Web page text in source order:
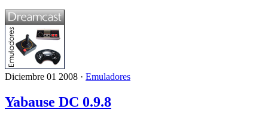
Diciembre 01 2008 · Emuladores
Yabause DC 0.9.8